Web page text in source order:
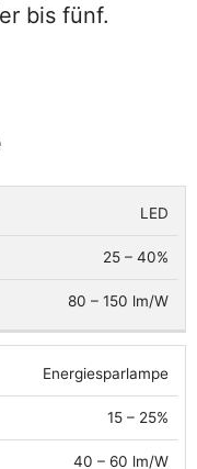
bis fünf.
Lichtausbeute
LED
25 – 40%
80 – 150 lm/W
Energiesparlampe
15 – 25%
40 – 60 lm/W